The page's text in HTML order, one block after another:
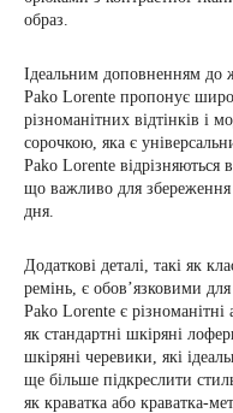
образ.
Ідеальним доповненням до
Pako Lorente пропонує
різноманітних відтінків і
сорочкою, яка є
Pako Lorente відрізняються
що важливо для збереження
дня.
Додаткові деталі, такі як
ремінь, є обов’язковими
Pako Lorente є
як стандартні шкіряні
шкіряні черевики, які
ще більше підкреслити
як краватка або краватка-